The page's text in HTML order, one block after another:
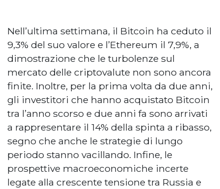
Nell’ultima settimana, il Bitcoin ha ceduto il
9,3% del suo valore e l’Ethereum il 7,9%, a
dimostrazione che le turbolenze sul
mercato delle criptovalute non sono ancora
finite. Inoltre, per la prima volta da due anni,
gli investitori che hanno acquistato Bitcoin
tra l’anno scorso e due anni fa sono arrivati
a rappresentare il 14% della spinta a ribasso,
segno che anche le strategie di lungo
periodo stanno vacillando. Infine, le
prospettive macroeconomiche incerte
legate alla crescente tensione tra Russia e